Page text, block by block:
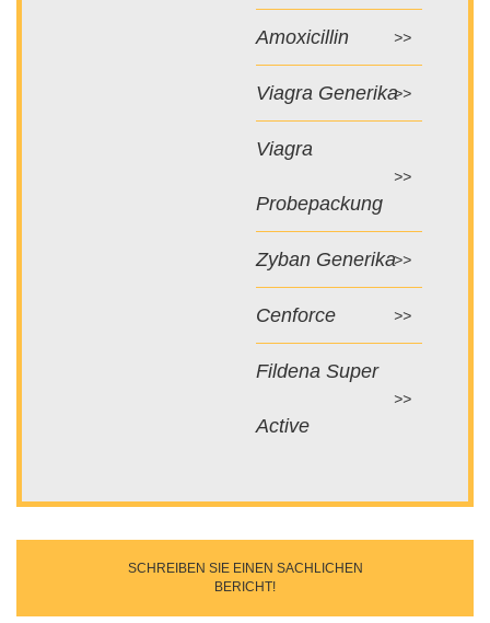
Amoxicillin
Viagra Generika
Viagra
Probepackung
Zyban Generika
Cenforce
Fildena Super
Active
SCHREIBEN SIE EINEN SACHLICHEN
BERICHT!